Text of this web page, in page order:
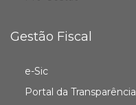
Gestão Fiscal
e-Sic
Portal da Transparência